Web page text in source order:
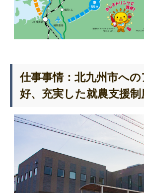
仕事事情：北九州市へ
好、充実した就農支援制